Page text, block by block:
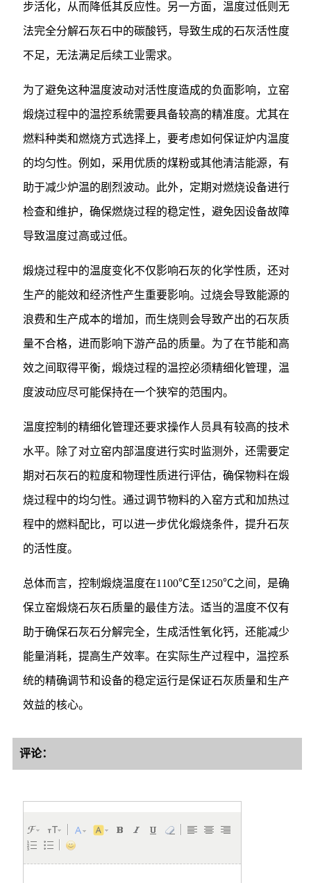
步活化，从而降低其反应性。另一方面，温度过低则无
法完全分解石灰石中的碳酸钙，导致生成的石灰活性度
不足，无法满足后续工业需求。
为了避免这种温度波动对活性度造成的负面影响，立窑
煅烧过程中的温控系统需要具备较高的精准度。尤其在
燃料种类和燃烧方式选择上，要考虑如何保证炉内温度
的均匀性。例如，采用优质的煤粉或其他清洁能源，有
助于减少炉温的剧烈波动。此外，定期对燃烧设备进行
检查和维护，确保燃烧过程的稳定性，避免因设备故障
导致温度过高或过低。
煅烧过程中的温度变化不仅影响石灰的化学性质，还对
生产的能效和经济性产生重要影响。过烧会导致能源的
浪费和生产成本的增加，而生烧则会导致产出的石灰质
量不合格，进而影响下游产品的质量。为了在节能和高
效之间取得平衡，煅烧过程的温控必须精细化管理，温
度波动应尽可能保持在一个狭窄的范围内。
温度控制的精细化管理还要求操作人员具有较高的技术
水平。除了对立窑内部温度进行实时监测外，还需要定
期对石灰石的粒度和物理性质进行评估，确保物料在煅
烧过程中的均匀性。通过调节物料的入窑方式和加热过
程中的燃料配比，可以进一步优化煅烧条件，提升石灰
的活性度。
总体而言，控制煅烧温度在1100℃至1250℃之间，是确
保立窑煅烧石灰石质量的最佳方法。适当的温度不仅有
助于确保石灰石分解完全，生成活性氧化钙，还能减少
能量消耗，提高生产效率。在实际生产过程中，温控系
统的精确调节和设备的稳定运行是保证石灰质量和生产
效益的核心。
评论：